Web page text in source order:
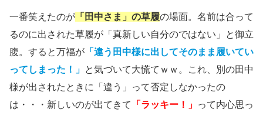
一番笑えたのが 「田中さま」の草履の場面。名前は合って
るのに出された草履が「真新しい自分のではない」と御立
腹。すると万福が 「違う田中様に出してそのまま履いてい
ってしまった！」 と気づいて大慌てｗｗ。これ、別の田中
様が出されたときに「違う」って否定しなかったの
は・・・新しいのが出てきて
「ラッキー！」 って内心思っ